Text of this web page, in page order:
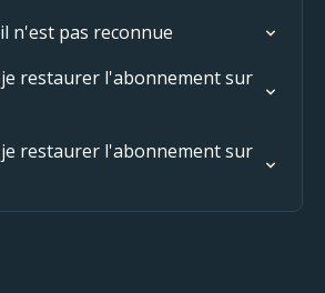
n'est pas reconnue
restaurer l'abonnement sur
restaurer l'abonnement sur